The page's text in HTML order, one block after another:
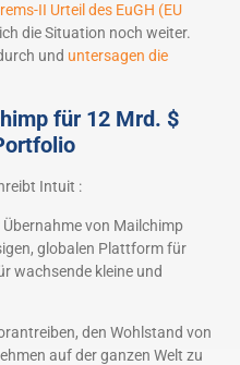
II Urteil des EuGH (EU
die Situation noch weiter.
und untersagen die
für 12 Mrd. $
Intuit :
von Mailchimp
globalen Plattform für
wachsende kleine und
den Wohlstand von
auf der ganzen Welt zu